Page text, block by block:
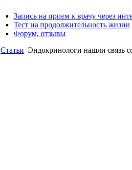
Запись на прием к врачу через
Тест на продолжительность жизни
Форум, отзывы
Статьи Эндокринологи нашли связь